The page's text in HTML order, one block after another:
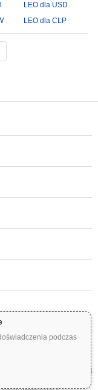
podczas
LEO dla USD
LEO dla CLP
i wiążą się ze znacznym
Wszystkie informacje na
i nie stanowią porady
badania (DYOR) i konsultuj
decyzji inwestycyjnych.